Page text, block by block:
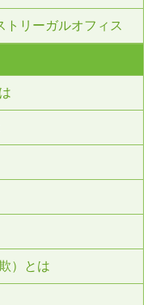
トリーガルオフィス
）とは